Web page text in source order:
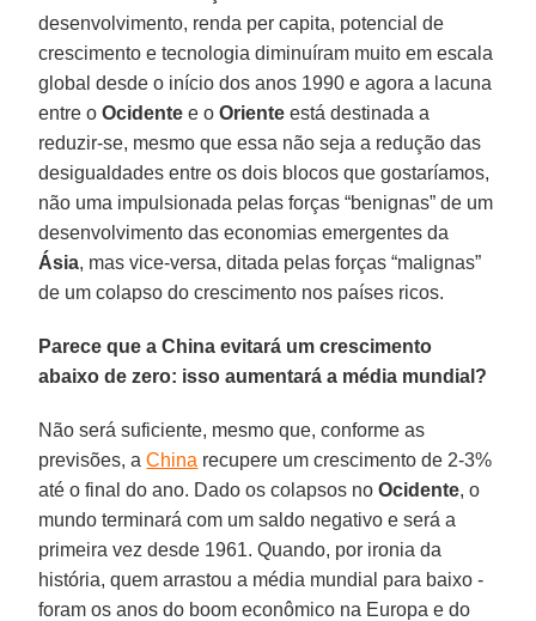
desenvolvimento, renda per capita, potencial de
crescimento e tecnologia diminuíram muito em escala
global desde o início dos anos 1990 e agora a lacuna
entre oOcidente e oOriente está destinada a
reduzir-se, mesmo que essa não seja a redução das
desigualdades entre os dois blocos que gostaríamos,
não uma impulsionada pelas forças “benignas” de um
desenvolvimento das economias emergentes da
Ásia, mas vice-versa, ditada pelas forças “malignas”
de um colapso do crescimento nos países ricos.
Parece que a China evitará um crescimento
abaixo de zero: isso aumentará a média mundial?
Não será suficiente, mesmo que, conforme as
previsões, aChina recupere um crescimento de 2-3%
até o final do ano. Dado os colapsos noOcidente, o
mundo terminará com um saldo negativo e será a
primeira vez desde 1961. Quando, por ironia da
história, quem arrastou a média mundial para baixo -
foram os anos do boom econômico na Europa e do